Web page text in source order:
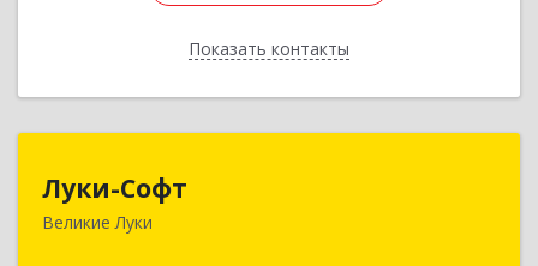
Показать контакты
Назад
Луки-Софт
Великие Луки182113, Псковская обл, Великие Луки г,